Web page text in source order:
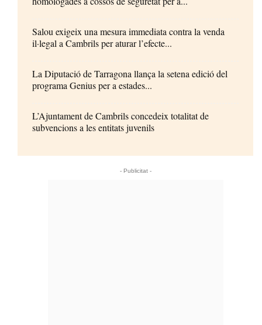
Salou exigeix una mesura immediata contra la venda
il·legal a Cambrils per aturar l’efecte...
La Diputació de Tarragona llança la setena edició del
programa Genius per a estades...
L’Ajuntament de Cambrils concedeix totalitat de
subvencions a les entitats juvenils
- Publicitat -